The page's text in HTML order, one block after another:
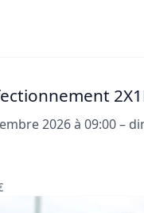
2026 à 09:00 –